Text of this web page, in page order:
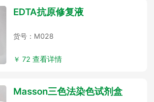
EDTA抗原修复液
货号：M028
￥ 72查看详情
Masson三色法染色试剂盒